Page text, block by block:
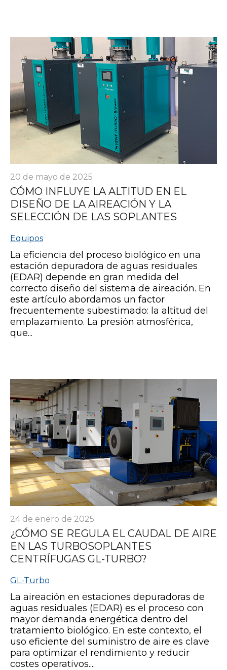
20 de mayo de 2025
CÓMO INFLUYE LA ALTITUD EN EL
DISEÑO DE LA AIREACIÓN Y LA
SELECCIÓN DE LAS SOPLANTES
Equipos
La eficiencia del proceso biológico en una
estación depuradora de aguas residuales
(EDAR) depende en gran medida del
correcto diseño del sistema de aireación. En
este artículo abordamos un factor
frecuentemente subestimado: la altitud del
emplazamiento. La presión atmosférica,
que...
24 de enero de 2025
¿CÓMO SE REGULA EL CAUDAL DE AIRE
EN LAS TURBOSOPLANTES
CENTRÍFUGAS GL-TURBO?
GL-Turbo
La aireación en estaciones depuradoras de
aguas residuales (EDAR) es el proceso con
mayor demanda energética dentro del
tratamiento biológico. En este contexto, el
uso eficiente del suministro de aire es clave
para optimizar el rendimiento y reducir
costes operativos....